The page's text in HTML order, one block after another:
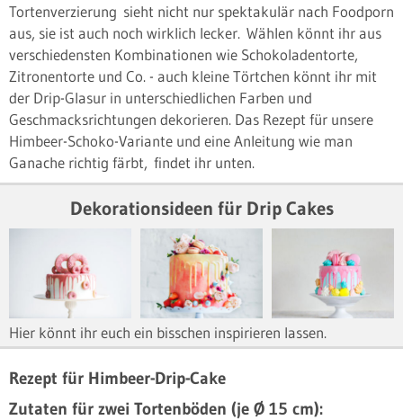
Tortenverzierung sieht nicht nur spektakulär nach Foodporn
aus, sie ist auch noch wirklich lecker. Wählen könnt ihr aus
verschiedensten Kombinationen wie Schokoladentorte,
Zitronentorte und Co. - auch kleine Törtchen könnt ihr mit
der Drip-Glasur in unterschiedlichen Farben und
Geschmacksrichtungen dekorieren. Das Rezept für unsere
Himbeer-Schoko-Variante und eine Anleitung wie man
Ganache richtig färbt, findet ihr unten.
Dekorationsideen für Drip Cakes
Hier könnt ihr euch ein bisschen inspirieren lassen.
Rezept für Himbeer-Drip-Cake
Zutaten für zwei Tortenböden (je Ø 15 cm):